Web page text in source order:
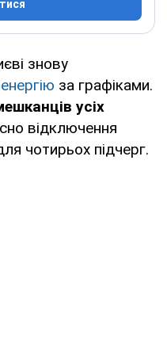
знову
за графіками.
усіх
відключення
чотирьох підчерг.